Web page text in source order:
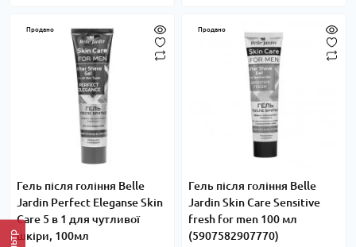
Продано
Гель після гоління Belle
Jardin Perfect Eleganse Skin
Care 5 в 1 для чутливої
шкіри, 100мл
Продано
Гель після гоління Belle
Jardin Skin Care Sensitive
fresh for men 100 мл
(5907582907770)